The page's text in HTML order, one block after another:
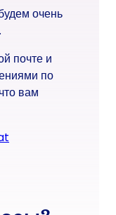
очень
почте и
по
вам